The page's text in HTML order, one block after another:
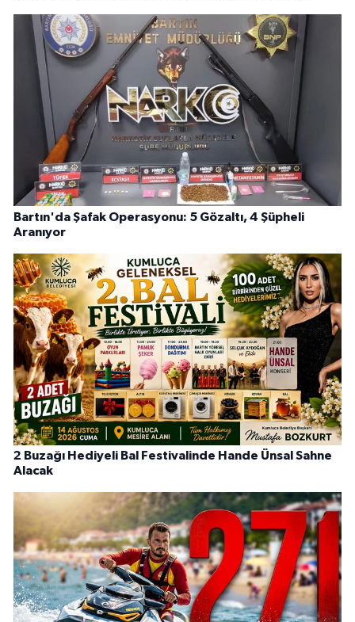
Bartın'da Şafak Operasyonu: 5 Gözaltı, 4 Şüpheli
Aranıyor
2 Buzağı Hediyeli Bal Festivalinde Hande Ünsal Sahne
Alacak